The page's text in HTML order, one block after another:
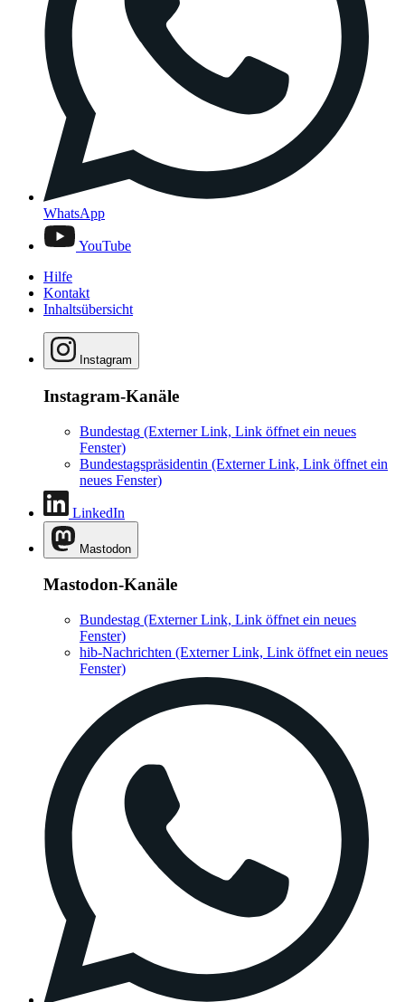
WhatsApp
YouTube
Hilfe
Kontakt
Inhaltsübersicht
Instagram
Instagram-Kanäle
Bundestag (Externer Link, Link öffnet ein neues
Fenster)
Bundestagspräsidentin (Externer Link, Link öffnet ein
neues Fenster)
LinkedIn
Mastodon
Mastodon-Kanäle
Bundestag (Externer Link, Link öffnet ein neues
Fenster)
hib-Nachrichten (Externer Link, Link öffnet ein neues
Fenster)